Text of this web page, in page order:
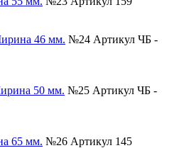
№24 Артикул ЧБ -
№25 Артикул ЧБ -
№26 Артикул 145